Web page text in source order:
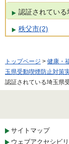
認証されてい
秩父市(2)
トップページ > 健康・
玉県受動喫煙防止対策
認証されている埼玉県
サイトマップ
ウェブアクセシビ